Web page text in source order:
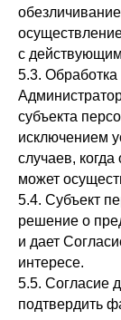
с
5.3.
субъекта
исключением
случаев,
может
5.4. Субъект
решение о
и дает
интересе.
5.5. Согласие
подтвердить